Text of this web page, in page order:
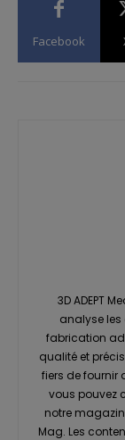
Facebook
3D ADEPT
analyse les
fabrication
qualité et
fiers de fournir
vous pouvez
notre
Mag. Les